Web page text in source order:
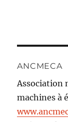
ANCMECA
Association
machines à